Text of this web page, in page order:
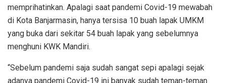
memprihatinkan. Apalagi saat pandemi Covid-19 mewabah
di Kota Banjarmasin, hanya tersisa 10 buah lapak UMKM
yang buka dari sekitar 54 buah lapak yang sebelumnya
menghuni KWK Mandiri.
“Sebelum pandemi saja sudah sangat sepi apalagi sejak
adanya pandemi Covid-19 ini banyak sudah teman-teman